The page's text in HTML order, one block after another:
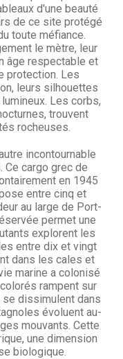
d'une beauté
de ce site protégé
toute méfiance.
le mètre, leur
âge respectable et
protection. Les
leurs silhouettes
Les corbs,
trouvent
rocheuses.
incontournable
Ce cargo grec de
en 1945
entre cinq et
au large de Port-
permet une
explorent les
entre dix et vingt
dans les cales et
marine a colonisé
rampent sur
dissimulent dans
évoluent au-
mouvants. Cette
une dimension
biologique.